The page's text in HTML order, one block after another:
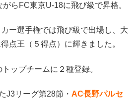
らFC東京U-18に飛び級で昇格。
ー選手権では飛び級で出場し、大
点王（５得点）に輝きました。
ップチームに２種登録。
J3リーグ第28節・ AC長野パルセ